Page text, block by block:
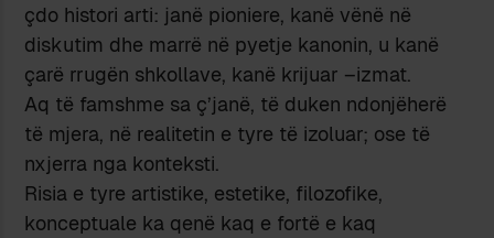
çdo histori arti: janë pioniere, kanë vënë në
diskutim dhe marrë në pyetje kanonin, u kanë
çarë rrugën shkollave, kanë krijuar –izmat.
Aq të famshme sa ç’janë, të duken ndonjëherë
të mjera, në realitetin e tyre të izoluar; ose të
nxjerra nga konteksti.
Risia e tyre artistike, estetike, filozofike,
konceptuale ka qenë kaq e fortë e kaq